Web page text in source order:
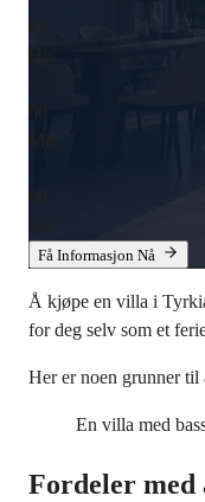
Få Informasjon Nå
Å kjøpe en villa i
for deg selv som et
Her er noen grunner
En villa med
Fordeler med